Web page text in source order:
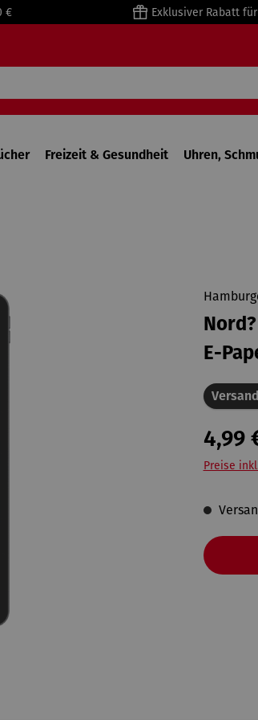
€ Exklusiver Rabatt
Freizeit & Gesundheit Uhren,
E-
4,99
Preise